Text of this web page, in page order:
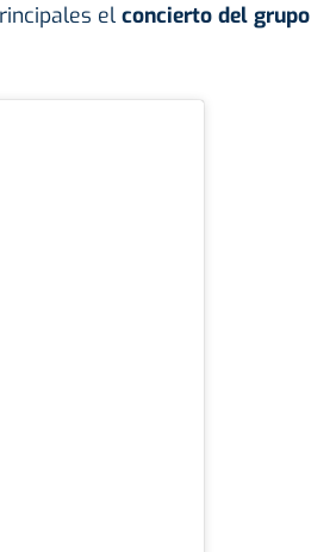
elconcierto del grupo